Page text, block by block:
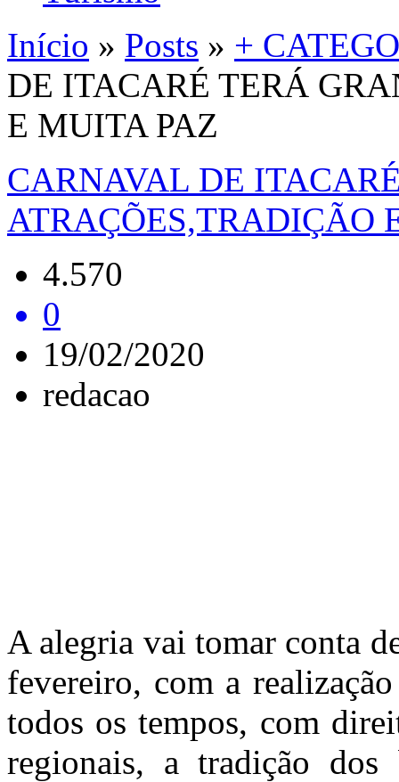
Início » Posts » +
DE ITACARÉ TERÁ
E MUITA PAZ
CARNAVAL DE
ATRAÇÕES,TRADIÇÃO
4.570
0
19/02/2020
redacao
A alegria vai tomar conta
fevereiro, com a
todos os tempos, com
regionais, a tradição